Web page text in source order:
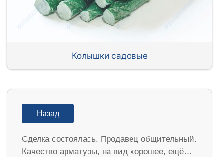
Колышки садовые
Назад
Сделка состоялась. Продавец общительный.
Качество арматуры, на вид хорошее, ещё…